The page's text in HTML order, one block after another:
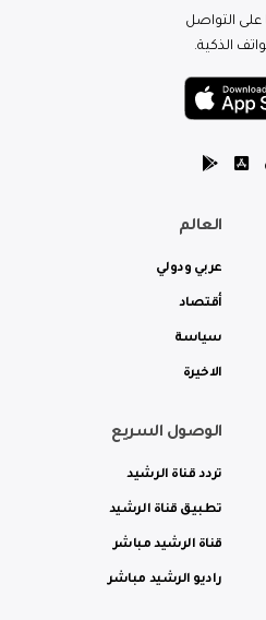
على التواصل
الذكية.
العالم
عربي ودولي
أقتصاد
سياسة
الاخيرة
الوصول السريع
تردد قناة الرشيد
تطبيق قناة الرشيد
قناة الرشيد مباشر
راديو الرشيد مباشر